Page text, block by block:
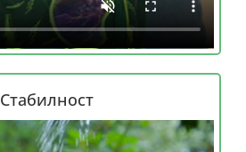
Стабилност